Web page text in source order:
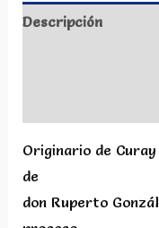
Descripción
Originario de
de
don Ruperto